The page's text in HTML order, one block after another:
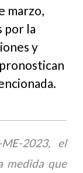
marzo,
por la
y
2023, el
medida que